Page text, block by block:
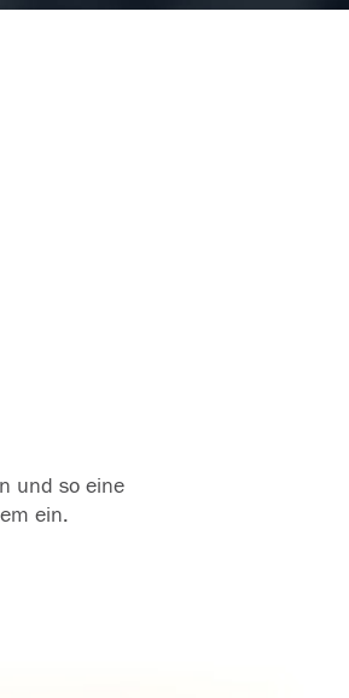
und so eine
ein.